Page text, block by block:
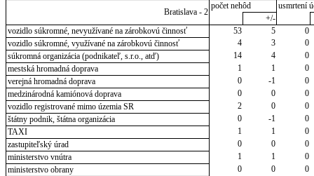
Bratislava - 2
počet nehôd
usmrtení
+/-
vozidlo súkromné, nevyužívané na zárobkovú činnosť
53 5
0
vozidlo súkromné, využívané na zárobkovú činnosť
4 3
0
súkromná organizácia (podnikateľ, s.r.o., atď)
14 4
0
mestská hromadná doprava
1 1
0
verejná hromadná doprava
0 -1
0
medzinárodná kamiónová doprava
0 0
0
vozidlo registrované mimo územia SR
2 0
0
štátny podnik, štátna organizácia
0 -1
0
TAXI
1 1
0
zastupiteľský úrad
0 0
0
ministerstvo vnútra
1 1
0
ministerstvo obrany
0 0
0